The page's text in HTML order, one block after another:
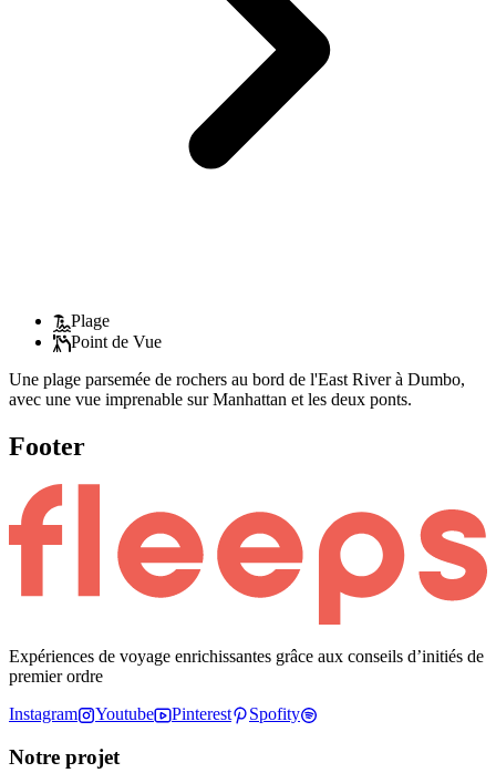
Plage
Point de Vue
Une plage parsemée de rochers au bord de l'East River à Dumbo,
avec une vue imprenable sur Manhattan et les deux ponts.
Footer
Expériences de voyage enrichissantes grâce aux conseils d’initiés de
premier ordre
Instagram
Youtube Pinterest Spofity
Notre projet